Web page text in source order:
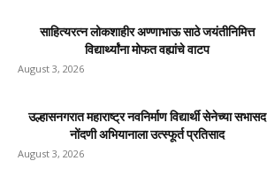
साहित्यरत्न लोकशाहीर अण्णाभाऊ साठे जयंतीनिमित्त
विद्यार्थ्यांना मोफत वह्यांचे वाटप
August 3, 2026
उल्हासनगरात महाराष्ट्र नवनिर्माण विद्यार्थी सेनेच्या सभासद
नोंदणी अभियानाला उत्स्फूर्त प्रतिसाद
August 3, 2026